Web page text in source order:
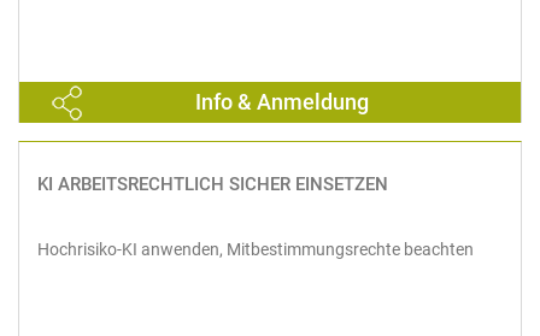
Info & Anmeldung
KI ARBEITSRECHTLICH SICHER EINSETZEN
Hochrisiko-KI anwenden, Mitbestimmungsrechte beachten